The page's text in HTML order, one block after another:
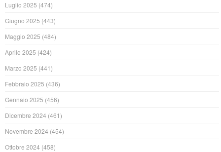
Luglio 2025 (474)
Giugno 2025 (443)
Maggio 2025 (484)
Aprile 2025 (424)
Marzo 2025 (441)
Febbraio 2025 (436)
Gennaio 2025 (456)
Dicembre 2024 (461)
Novembre 2024 (454)
Ottobre 2024 (458)